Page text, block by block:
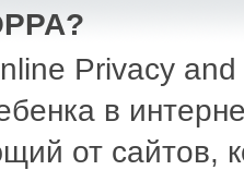
Privacy
в
от сайтов,